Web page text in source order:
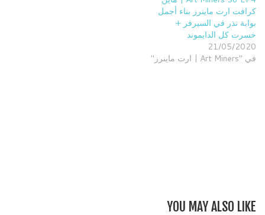
كرافت ارت ماينرز بناء أجمل
بوابة نذر في السيرفر +
خسرت كل الدايموند
21/05/2020
في "Art Miners | ارت ماينرز"
YOU MAY ALSO LIKE